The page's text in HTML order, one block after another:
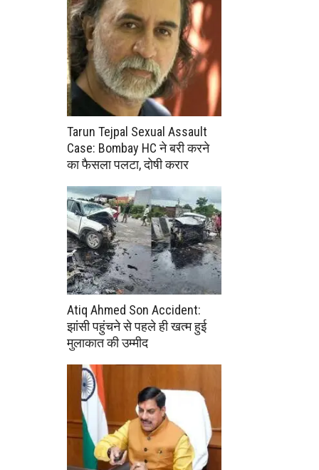
Tarun Tejpal Sexual Assault
Case: Bombay HC ने बरी करने
का फैसला पलटा, दोषी करार
Atiq Ahmed Son Accident:
झांसी पहुंचने से पहले ही खत्म हुई
मुलाकात की उम्मीद